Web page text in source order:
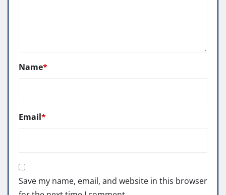
Name*
Email*
Save my name, email, and website in this browser